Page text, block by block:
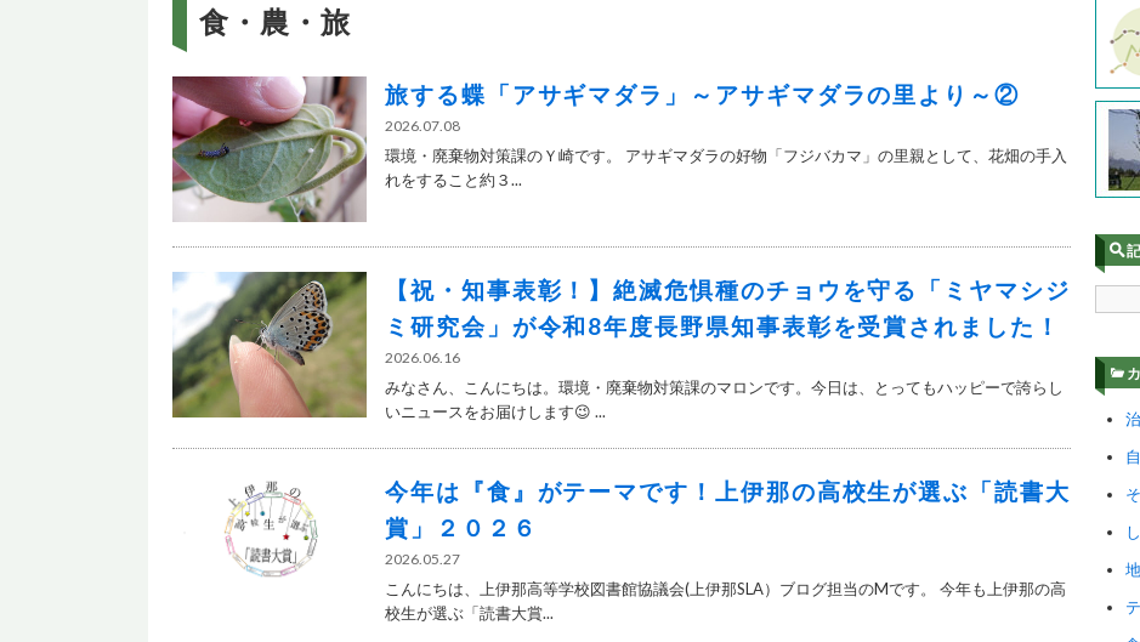
食・農・旅
旅する蝶「アサギマダラ」～アサギマダラの里より～②
2026.07.08
環境・廃棄物対策課のＹ崎です。 アサギマダラの好物「フジバカマ」の里親として、花畑の手入
れをすること約３...
【祝・知事表彰！】絶滅危惧種のチョウを守る「ミヤマシジ
ミ研究会」が令和8年度長野県知事表彰を受賞されました！
2026.06.16
みなさん、こんにちは。環境・廃棄物対策課のマロンです。今日は、とってもハッピーで誇らし
いニュースをお届けします😉 ...
今年は『食』がテーマです！上伊那の高校生が選ぶ「読書大
賞」２０２６
2026.05.27
こんにちは、上伊那高等学校図書館協議会(上伊那SLA）ブログ担当のMです。 今年も上伊那の高
校生が選ぶ「読書大賞...